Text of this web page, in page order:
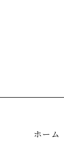
ホーム